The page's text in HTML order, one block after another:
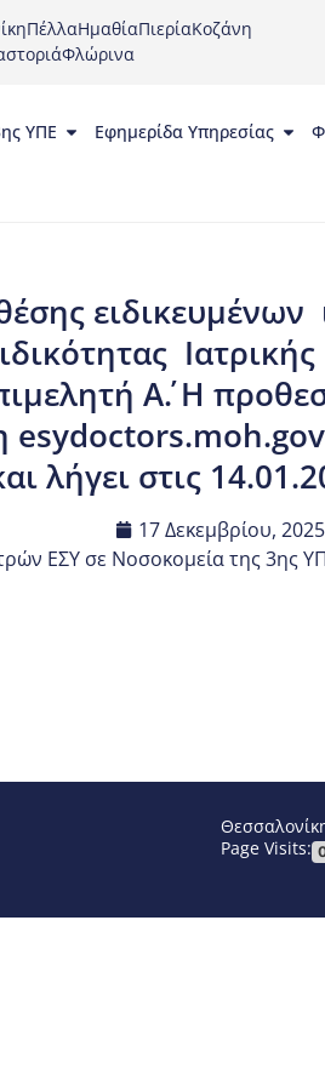
ΠέλλαΗμαθίαΠιερίαΚοζάνη
Φλώρινα
ΥΠΕ Εφημερίδα Υπηρεσίας
Α΄. Η
λήγει στις
17 Δεκεμβρίου, 2025
ΕΣΥ σε Νοσοκομεία της 3ης
Page Visits: